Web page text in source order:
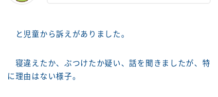
と児童から訴えがありました。
寝違えたか、ぶつけたか疑い、話を聞きましたが、特
に理由はない様子。